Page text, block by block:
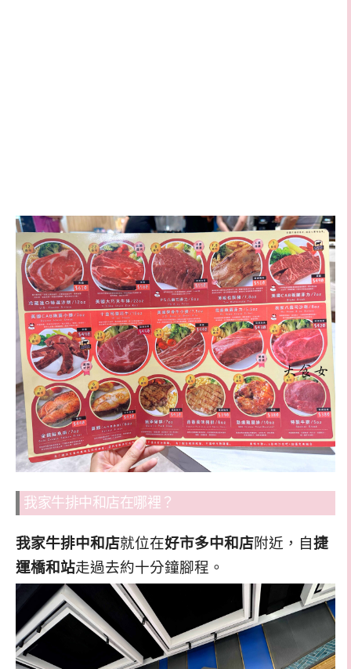
我家牛排中和店在哪裡？
我家牛排中和店就位在好市多中和店附近，自捷
運橋和站走過去約十分鐘腳程。